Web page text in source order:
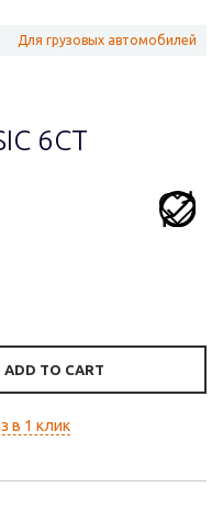
Для грузовых автомобилей
6CT
ADD TO CART
в 1 клик